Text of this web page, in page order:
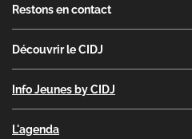
Restons en contact
Découvrir le CIDJ
Info Jeunes by CIDJ
L'agenda